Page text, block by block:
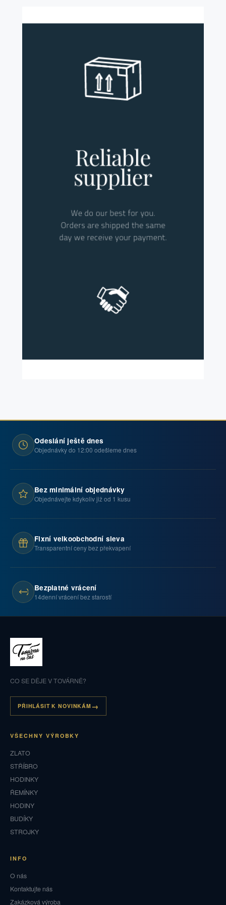
Odeslání ještě dnes
Objednávky do 12:00 odešleme dnes
Bez minimální objednávky
Objednávejte kdykoliv již od 1 kusu
Fixní velkoobchodní sleva
Transparentní ceny bez překvapení
Bezplatné vrácení
14denní vrácení bez starostí
CO SE DĚJE V TOVÁRNĚ?
PŘIHLÁSIT K NOVINKÁM
VŠECHNY VÝROBKY
ZLATO
STŘÍBRO
HODINKY
ŘEMÍNKY
HODINY
BUDÍKY
STROJKY
INFO
O nás
Kontaktujte nás
Zakázková výroba